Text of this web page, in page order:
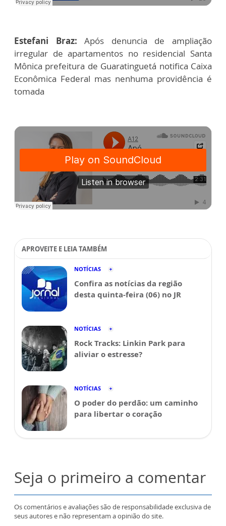
Estefani Braz: Após denuncia de ampliação
irregular de apartamentos no residencial Santa
Mônica prefeitura de Guaratinguetá notifica Caixa
Econômica Federal mas nenhuma providência é
tomada
APROVEITE E LEIA TAMBÉM
NOTÍCIAS
Confira as notícias da região
desta quinta-feira (06) no JR
NOTÍCIAS
Rock Tracks: Linkin Park para
aliviar o estresse?
NOTÍCIAS
O poder do perdão: um caminho
para libertar o coração
Seja o primeiro a comentar
Os comentários e avaliações são de responsabilidade exclusiva de
seus autores e não representam a opinião do site.